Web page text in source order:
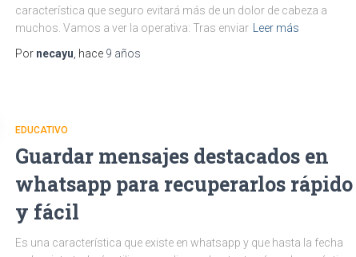
característica que seguro evitará más de un dolor de cabeza a
muchos. Vamos a ver la operativa: Tras enviar
Leer más
Por necayu , hace 9 años
EDUCATIVO
Guardar mensajes destacados en
whatsapp para recuperarlos rápido
y fácil
Es una característica que existe en whatsapp y que hasta la fecha